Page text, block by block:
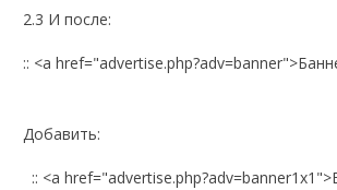
2.3 И после:
:: <a
Добавить:
:: <a